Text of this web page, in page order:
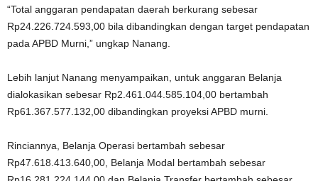
“Total anggaran pendapatan daerah berkurang sebesar
Rp24.226.724.593,00 bila dibandingkan dengan target pendapatan
pada APBD Murni,” ungkap Nanang.
Lebih lanjut Nanang menyampaikan, untuk anggaran Belanja
dialokasikan sebesar Rp2.461.044.585.104,00 bertambah
Rp61.367.577.132,00 dibandingkan proyeksi APBD murni.
Rinciannya, Belanja Operasi bertambah sebesar
Rp47.618.413.640,00, Belanja Modal bertambah sebesar